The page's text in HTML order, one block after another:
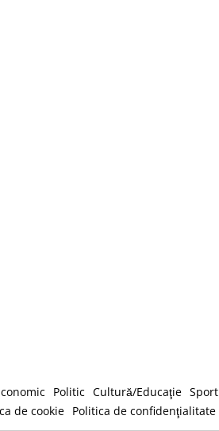
Politic Cultură/Educaţie Sport
de cookie Politica de confidenţialitate